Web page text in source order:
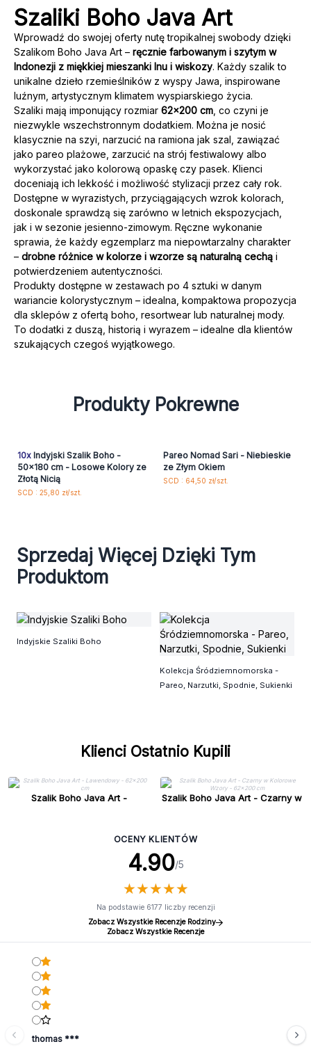
Szaliki Boho Java Art
Wprowadź do swojej oferty nutę tropikalnej swobody dzięki
Szalikom Boho Java Art – ręcznie farbowanym i szytym w
Indonezji z miękkiej mieszanki lnu i wiskozy. Każdy szalik to
unikalne dzieło rzemieślników z wyspy Jawa, inspirowane
luźnym, artystycznym klimatem wyspiarskiego życia.
Szaliki mają imponujący rozmiar 62x200 cm, co czyni je
niezwykle wszechstronnym dodatkiem. Można je nosić
klasycznie na szyi, narzucić na ramiona jak szal, zawiązać
jako pareo plażowe, zarzucić na strój festiwalowy albo
wykorzystać jako kolorową opaskę czy pasek. Klienci
doceniają ich lekkość i możliwość stylizacji przez cały rok.
Dostępne w wyrazistych, przyciągających wzrok kolorach,
doskonale sprawdzą się zarówno w letnich ekspozycjach,
jak i w sezonie jesienno-zimowym. Ręczne wykonanie
sprawia, że każdy egzemplarz ma niepowtarzalny charakter
– drobne różnice w kolorze i wzorze są naturalną cechą i
potwierdzeniem autentyczności.
Produkty dostępne w zestawach po 4 sztuki w danym
wariancie kolorystycznym – idealna, kompaktowa propozycja
dla sklepów z ofertą boho, resortwear lub naturalnej mody.
To dodatki z duszą, historią i wyrazem – idealne dla klientów
szukających czegoś wyjątkowego.
Produkty Pokrewne
10xIndyjski Szalik Boho -
50x180 cm - Losowe Kolory ze
Złotą Nicią
SCD : 25,80 zł/szt.
Pareo Nomad Sari - Niebieskie
ze Złym Okiem
SCD : 64,50 zł/szt.
Sprzedaj Więcej Dzięki Tym
Produktom
Indyjskie Szaliki Boho
Kolekcja Śródziemnomorska -
Pareo, Narzutki, Spodnie, Sukienki
Klienci Ostatnio Kupili
Szalik Boho Java Art -
Szalik Boho Java Art - Czarny w
OCENY KLIENTÓW
4.90/5
★★★★★
★★★★★
Na podstawie 6177 liczby recenzji
Zobacz Wszystkie Recenzje Rodziny
Zobacz Wszystkie Recenzje
thomas ***